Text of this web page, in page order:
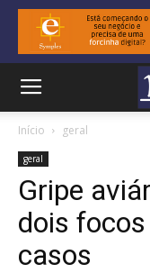
Início geral
geral
Gripe
dois
casos